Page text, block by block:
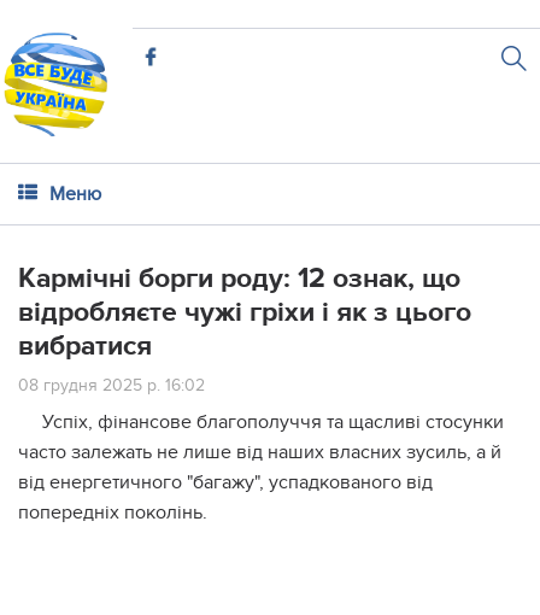
Меню
Кармічні борги роду: 12 ознак, що
відробляєте чужі гріхи і як з цього
вибратися
08 грудня 2025 р. 16:02
Успіх, фінансове благополуччя та щасливі стосунки
часто залежать не лише від наших власних зусиль, а й
від енергетичного "багажу", успадкованого від
попередніх поколінь.